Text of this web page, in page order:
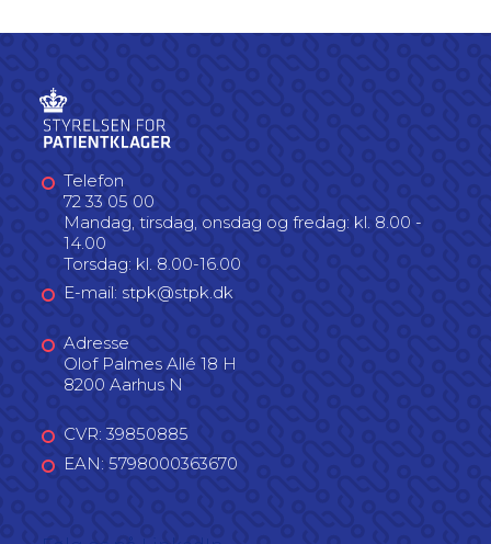
Telefon
72 33 05 00
Mandag, tirsdag, onsdag og fredag: kl. 8.00 -
14.00
Torsdag: kl. 8.00-16.00
E-mail: stpk@stpk.dk
Adresse
Olof Palmes Allé 18 H
8200 Aarhus N
CVR: 39850885
EAN: 5798000363670